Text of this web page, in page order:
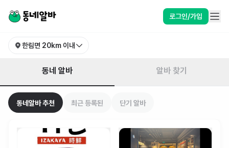
로그인/가입
한림면 20km 이내
동네 알바 알바 찾기
동네알바 추천 최근 등록된 단기 알바